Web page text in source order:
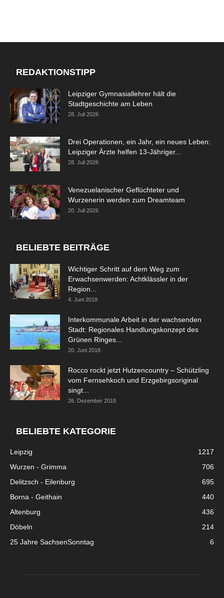
REDAKTIONSTIPP
Leipziger Gymnasiallehrer hält die
Stadtgeschichte am Leben
28. Juli 2026
Drei Operationen, ein Jahr, ein neues Leben:
Leipziger Ärzte helfen 13-Jähriger...
28. Juli 2026
Venezuelanischer Geflüchteter und
Wurzenerin werden zum Dreamteam
20. Juli 2026
BELIEBTE BEITRÄGE
Wichtiger Schritt auf dem Weg zum
Erwachsenwerden: Achtklässler in der
Region...
4. Juni 2018
Interkommunale Arbeit in der wachsenden
Stadt: Regionales Handlungskonzept des
Grünen Ringes...
20. Juni 2018
Rocco rockt jetzt Hutzencountry – Schützling
vom Fernsehkoch und Erzgebirgsoriginal
singt...
26. Dezember 2018
BELIEBTE KATEGORIE
Leipzig
1217
Wurzen - Grimma
706
Delitzsch - Eilenburg
695
Borna - Geithain
440
Altenburg
436
Döbeln
214
25 Jahre SachsenSonntag
6